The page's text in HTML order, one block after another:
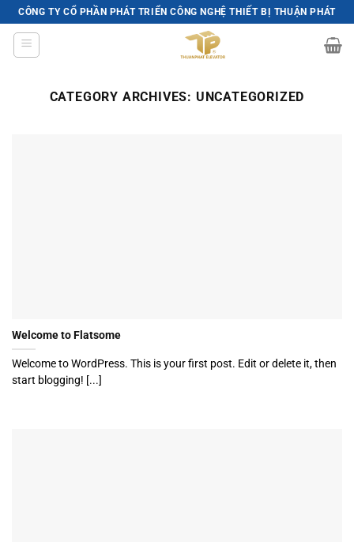
Skip
to
content
CÔNG TY CỔ PHẦN PHÁT TRIỂN CÔNG NGHỆ THIẾT BỊ THUẬN PHÁT
CATEGORY ARCHIVES: UNCATEGORIZED
Welcome to Flatsome
Welcome to WordPress. This is your first post. Edit or delete it, then
start blogging! [...]